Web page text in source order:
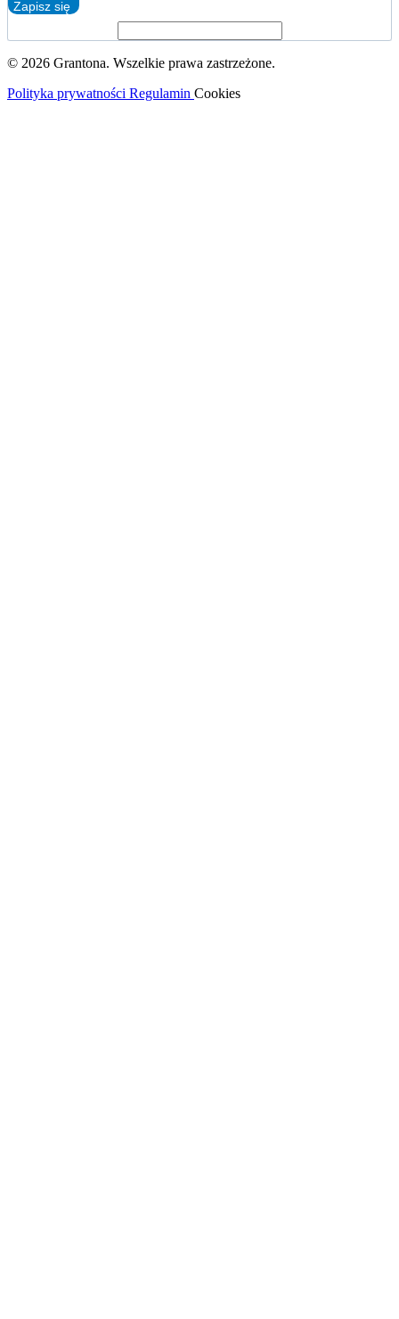
Zapisz się
© 2026 Grantona. Wszelkie prawa zastrzeżone.
Polityka prywatności Regulamin Cookies